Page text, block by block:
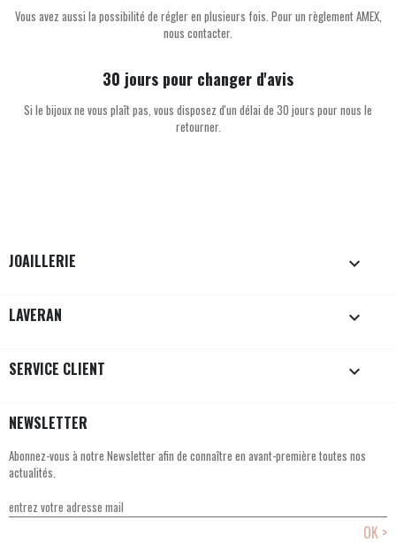
Vous avez aussi la possibilité de régler en plusieurs fois. Pour un règlement AMEX,
nous contacter.
30 jours pour changer d'avis
Si le bijoux ne vous plaît pas, vous disposez d'un délai de 30 jours pour nous le
retourner.
JOAILLERIE 
LAVERAN 
SERVICE CLIENT 
NEWSLETTER
Abonnez-vous à notre Newsletter afin de connaître en avant-première toutes nos
actualités.